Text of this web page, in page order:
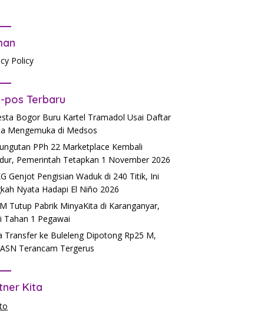
Policy
pos Terbaru
Bogor Buru Kartel Tramadol Usai Daftar
Mengemuka di Medsos
PPh 22 Marketplace Kembali
Pemerintah Tetapkan 1 November 2026
Genjot Pengisian Waduk di 240 Titik, Ini
Nyata Hadapi El Niño 2026
Tutup Pabrik MinyaKita di Karanganyar,
Tahan 1 Pegawai
Transfer ke Buleleng Dipotong Rp25 M,
Terancam Tergerus
Kita